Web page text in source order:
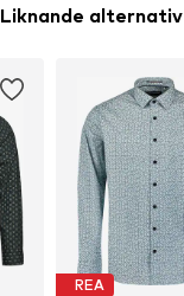
Liknande alternativ
REA